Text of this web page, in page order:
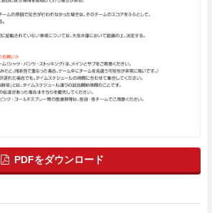
PDFをダウンロード